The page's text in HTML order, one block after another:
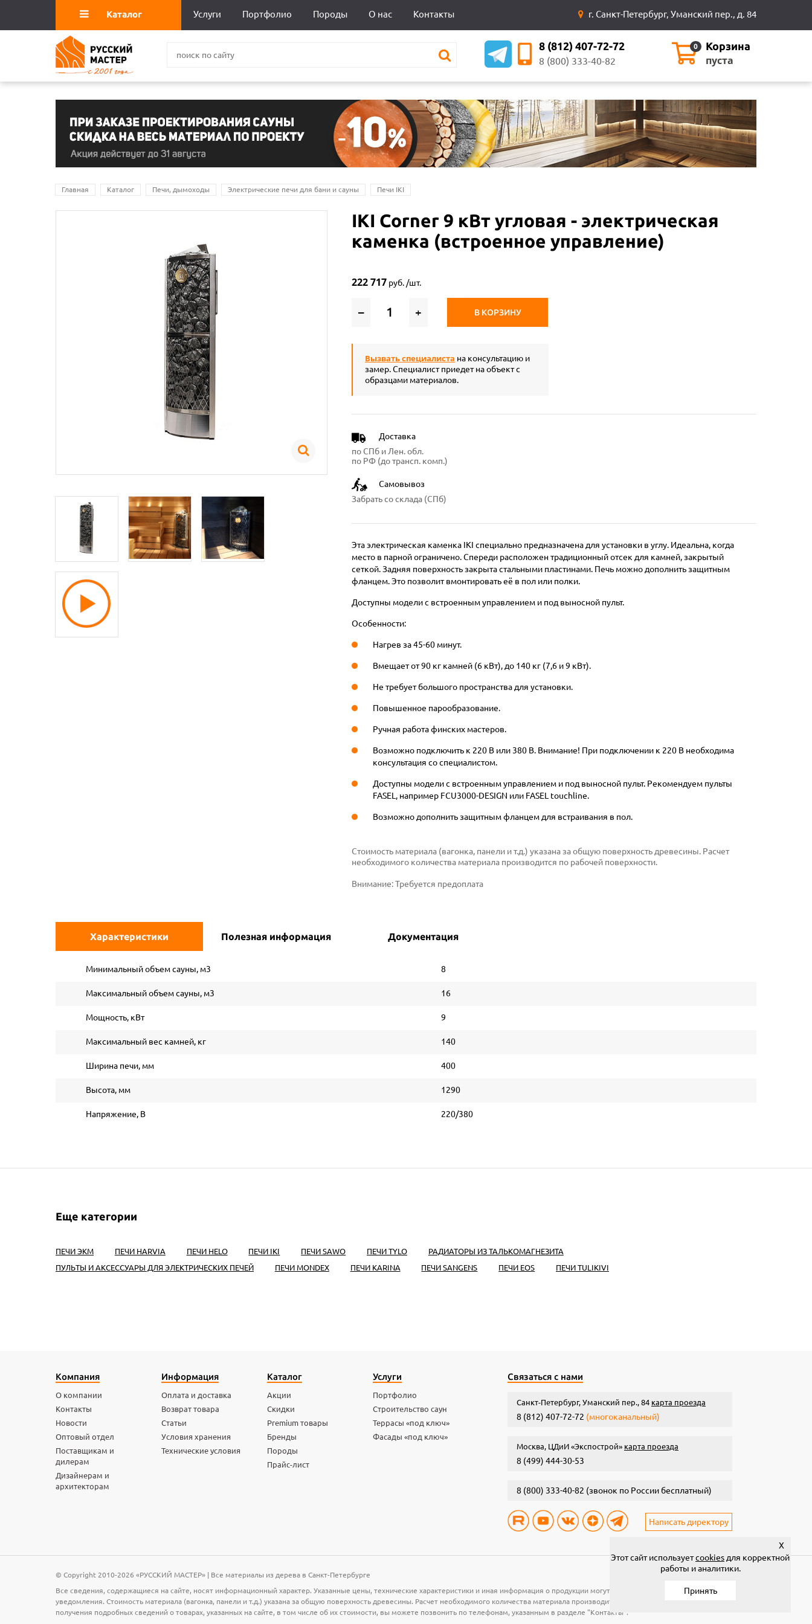
Каталог Услуги Портфолио Породы О нас Контакты г. Санкт-Петербург, Уманский пер., д. 84
Корзина
0
пуста
8 (812) 407-72-72
8 (800) 333-40-82
Главная Каталог Печи, дымоходы Электрические печи для бани и сауны Печи IKI
IKI Corner 9 кВт угловая - электрическая
каменка (встроенное управление)
222 717 руб. /шт.
– + В КОРЗИНУ
Вызвать специалиста на консультацию и
замер. Специалист приедет на объект с
образцами материалов.
Доставка
по СПб и Лен. обл.
по РФ (до трансп. комп.)
Самовывоз
Забрать со склада (СПб)
Эта электрическая каменка IKI специально предназначена для установки в углу. Идеальна, когда
место в парной ограничено. Спереди расположен традиционный отсек для камней, закрытый
сеткой. Задняя поверхность закрыта стальными пластинами. Печь можно дополнить защитным
фланцем. Это позволит вмонтировать её в пол или полки.
Доступны модели с встроенным управлением и под выносной пульт.
Особенности:
Нагрев за 45-60 минут.
Вмещает от 90 кг камней (6 кВт), до 140 кг (7,6 и 9 кВт).
Не требует большого пространства для установки.
Повышенное парообразование.
Ручная работа финских мастеров.
Возможно подключить к 220 В или 380 В. Внимание! При подключении к 220 В необходима
консультация со специалистом.
Доступны модели с встроенным управлением и под выносной пульт. Рекомендуем пульты
FASEL, например FCU3000-DESIGN или FASEL touchline.
Возможно дополнить защитным фланцем для встраивания в пол.
Стоимость материала (вагонка, панели и т.д.) указана за общую поверхность древесины. Расчет
необходимого количества материала производится по рабочей поверхности.
Внимание:Требуется предоплата
Характеристики Полезная информация Документация
Минимальный объем сауны, м3 8
Максимальный объем сауны, м3 16
Мощность, кВт 9
Максимальный вес камней, кг 140
Ширина печи, мм 400
Высота, мм 1290
Напряжение, В 220/380
Еще категории
ПЕЧИ ЭКМ ПЕЧИ HARVIA ПЕЧИ HELO ПЕЧИ IKI ПЕЧИ SAWO ПЕЧИ TYLO
РАДИАТОРЫ ИЗ ТАЛЬКОМАГНЕЗИТА
ПУЛЬТЫ И АКСЕССУАРЫ ДЛЯ ЭЛЕКТРИЧЕСКИХ ПЕЧЕЙ
ПЕЧИ MONDEX ПЕЧИ KARINA ПЕЧИ SANGENS ПЕЧИ EOS ПЕЧИ TULIKIVI
Компания
О компании
Контакты
Новости
Оптовый отдел
Поставщикам и
дилерам
Дизайнерам и
архитекторам
Информация
Оплата и доставка
Возврат товара
Статьи
Условия хранения
Технические условия
Каталог
Акции
Скидки
Premium товары
Бренды
Породы
Прайс-лист
Услуги
Портфолио
Строительство саун
Террасы «под ключ»
Фасады «под ключ»
Связаться с нами
Санкт-Петербург, Уманский пер., 84 карта проезда
8 (812) 407-72-72 (многоканальный)
Москва, ЦДиИ «Экспострой» карта проезда
8 (499) 444-30-53
8 (800) 333-40-82 (звонок по России бесплатный)
Написать директору
© Copyright 2010-2026 «РУССКИЙ МАСТЕР» | Все материалы из дерева в Санкт-Петербурге
Все сведения, содержащиеся на сайте, носят информационный характер. Указанные цены, технические характеристики и иная информация о продукции могут быть изменены без предварительного
уведомления. Стоимость материала (вагонка, панели и т.д.) указана за общую поверхность древесины. Расчет необходимого количества материала производится по рабочей поверхности. Для
получения подробных сведений о товарах, указанных на сайте, в том числе об их стоимости, вы можете позвонить по телефонам, указанным в разделе "Контакты".
X
Этот сайт используетcookies для корректной
работы и аналитики.
Принять